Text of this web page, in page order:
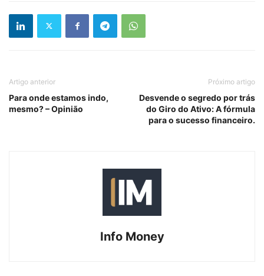
Artigo anterior
Para onde estamos indo,
mesmo? – Opinião
Próximo artigo
Desvende o segredo por trás
do Giro do Ativo: A fórmula
para o sucesso financeiro.
Info Money